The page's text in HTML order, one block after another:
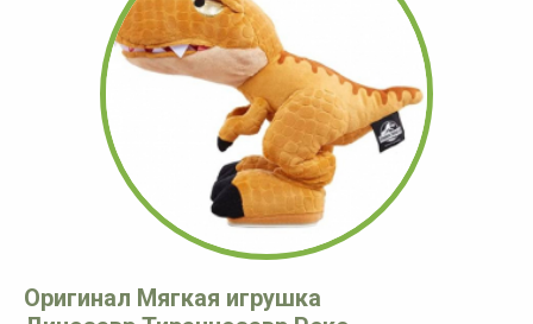
Оригинал Мягкая игрушка